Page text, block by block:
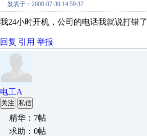
发表于：2008-07-30 14:59:37
我24小时开机，公司的电话我就说打错了
回复 引用 举报
电工A
关注 私信
精华：7帖
求助：0帖